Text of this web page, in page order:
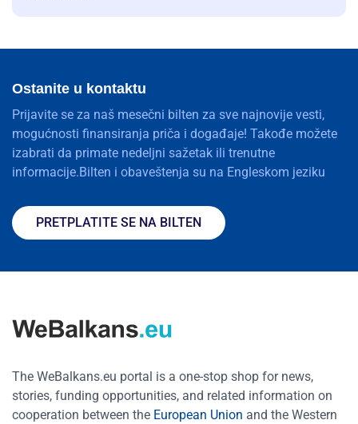
Ostanite u kontaktu
Prijavite se za naš mesečni bilten za sve najnovije vesti,
mogućnosti finansiranja priča i događaje! Takođe možete
izabrati da primate nedeljni sažetak ili trenutne
informacije.Bilten i obaveštenja su na Engleskom jeziku
PRETPLATITE SE NA BILTEN
The WeBalkans.eu portal is a one-stop shop for news,
stories, funding opportunities, and related information on
cooperation between the European Union and the Western